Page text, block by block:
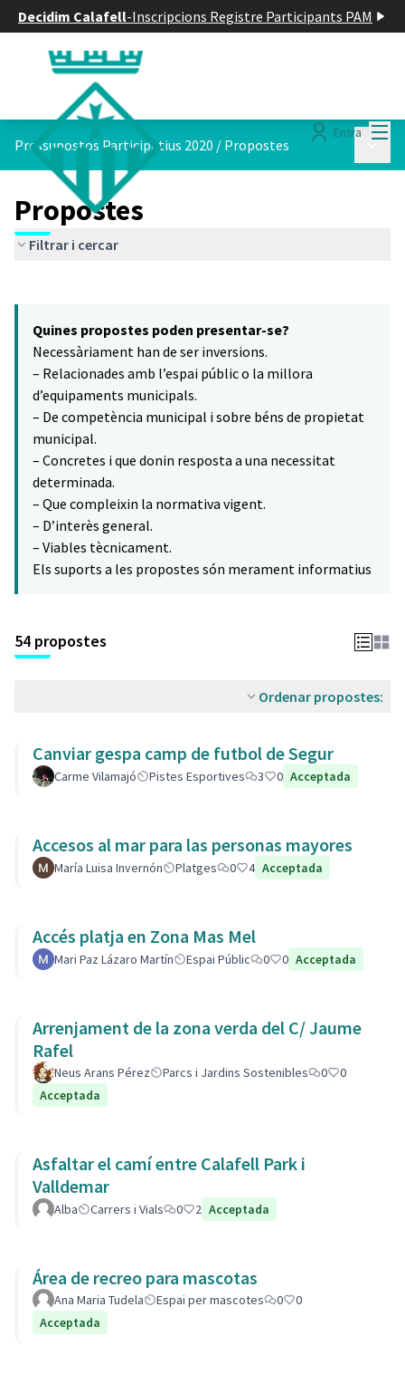
Decidim Calafell-Inscripcions Registre Participants PAM
Entra
Pressupostos Participatius 2020 / Propostes
Propostes
Filtrar i cercar
−
Quines propostes poden presentar-se?
Necessàriament han de ser inversions.
– Relacionades amb l’espai públic o la millora
d’equipaments municipals.
– De competència municipal i sobre béns de propietat
municipal.
– Concretes i que donin resposta a una necessitat
determinada.
– Que compleixin la normativa vigent.
– D’interès general.
– Viables tècnicament.
Els suports a les propostes són merament informatius
54 propostes
Ordenar propostes:
Canviar gespa camp de futbol de Segur
Carme Vilamajó Pistes Esportives 3 0 Acceptada
Accesos al mar para las personas mayores
María Luisa Invernón Platges 0 4 Acceptada
Accés platja en Zona Mas Mel
Mari Paz Lázaro Martín Espai Públic 0 0 Acceptada
Arrenjament de la zona verda del C/ Jaume
Rafel
Neus Arans Pérez Parcs i Jardins Sostenibles 0
0
Acceptada
Asfaltar el camí entre Calafell Park i
Valldemar
Alba Carrers i Vials 0 2 Acceptada
Área de recreo para mascotas
Ana Maria Tudela Espai per mascotes 0
0
Acceptada